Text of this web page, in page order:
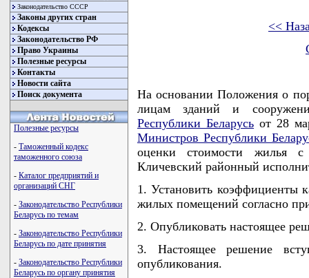
Законодательство СССР
Законы других стран
Кодексы
Законодательство РФ
Право Украины
Полезные ресурсы
Контакты
Новости сайта
Поиск документа
Полезные ресурсы
- Таможенный кодекс
таможенного союза
- Каталог предприятий и
организаций СНГ
- Законодательство Республики
Беларусь по темам
- Законодательство Республики
Беларусь по дате принятия
- Законодательство Республики
Беларусь по органу принятия
<<
На основании Положения о
лицам зданий и
Республики Беларусь от 28
Министров Республики
оценки стоимости жилья с
Кличевский районный
1. Установить коэффициенты
жилых помещений согласно
2. Опубликовать настоящее
3. Настоящее решение
опубликования.